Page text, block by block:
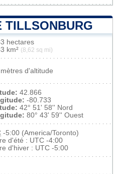
TILLSONBURG
hectares
km² (8,62 sq mi)
d'altitude
42.866
-80.733
42° 51' 58'' Nord
80° 43' 59'' Ouest
-5:00 (America/Toronto)
d'été : UTC -4:00
d'hiver : UTC -5:00